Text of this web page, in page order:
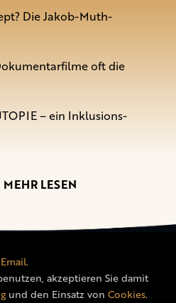
Die Jakob-Muth-
oft die
– ein Inklusions-
MEHR LESEN
Email.
akzeptieren Sie damit
und den Einsatz von Cookies.